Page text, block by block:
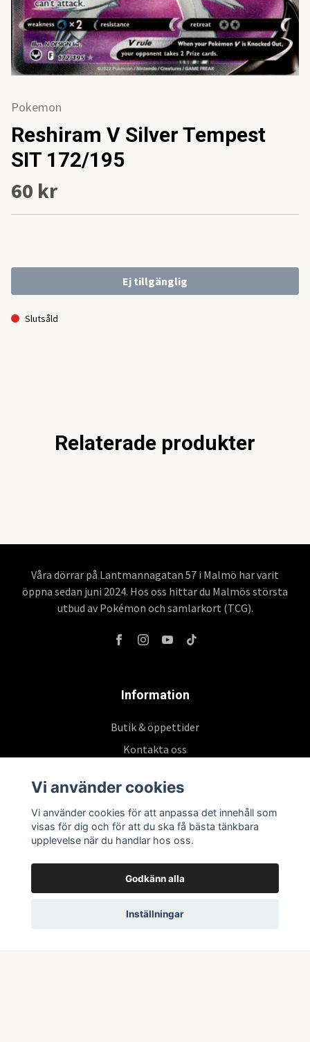
Pokemon
Reshiram V Silver Tempest
SIT 172/195
60 kr
Ej tillgänglig
Slutsåld
Relaterade produkter
Våra dörrar på Lantmannagatan 57 i Malmö har varit
öppna sedan juni 2024. Hos oss hittar du Malmös största
utbud av Pokémon och samlarkort (TCG).
Information
Butik & öppettider
Kontakta oss
Prenumerera på vårt nyhetsbrev
Prenumerera
Vi använder cookies
Vi använder cookies för att anpassa det innehåll som
visas för dig och för att du ska få bästa tänkbara
upplevelse när du handlar hos oss.
Godkänn alla
Inställningar